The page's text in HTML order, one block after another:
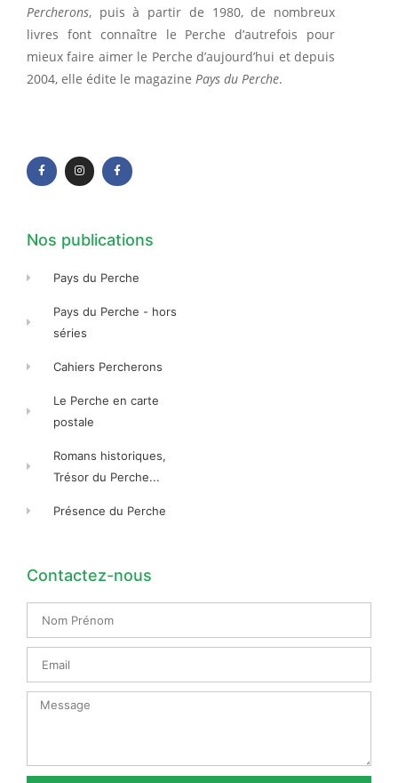
Percherons, puis à partir de 1980, de nombreux
livres font connaître le Perche d’autrefois pour
mieux faire aimer le Perche d’aujourd’hui et depuis
2004, elle édite le magazine Pays du Perche.
c
e
b
o
s
t
a
g
c
e
b
o
Nos publications
Pays du Perche
Pays du Perche - hors
séries
Cahiers Percherons
Le Perche en carte
postale
Romans historiques,
Trésor du Perche...
Présence du Perche
Contactez-nous
Prénom
Message